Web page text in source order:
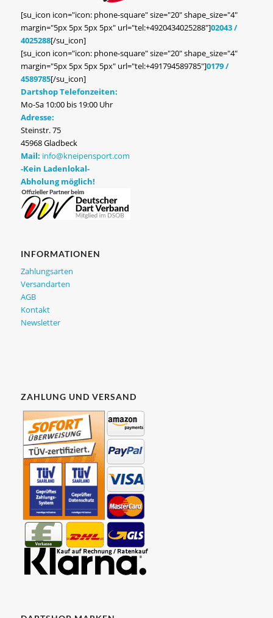
[su_icon icon="icon: phone-square" size="20" shape_size="4"
margin="5px 5px 5px 5px" url="tel:+4920434025288"]02043 /
4025288[/su_icon]
[su_icon icon="icon: phone-square" size="20" shape_size="4"
margin="5px 5px 5px 5px" url="tel:+491794589785"]0179 /
4589785[/su_icon]
Dartshop Telefonzeiten:
Mo-Sa 10:00 bis 19:00 Uhr
Adresse:
Steinstr. 75
45968 Gladbeck
Mail: info@kneipensport.com
-Kein Ladenlokal-
Abholung möglich!
INFORMATIONEN
Zahlungsarten
Versandarten
AGB
Kontakt
Newsletter
ZAHLUNG UND VERSAND